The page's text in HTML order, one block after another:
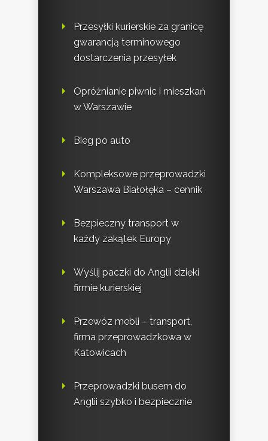
Przesyłki kurierskie za granicę
gwarancją terminowego
dostarczenia przesyłek
Opróżnianie piwnic i mieszkań
w Warszawie
Bieg po auto
Kompleksowe przeprowadzki
Warszawa Białołęka – cennik
Bezpieczny transport w
każdy zakątek Europy
Wyślij paczki do Anglii dzięki
firmie kurierskiej
Przewóz mebli – transport,
firma przeprowadzkowa w
Katowicach
Przeprowadzki busem do
Anglii szybko i bezpiecznie